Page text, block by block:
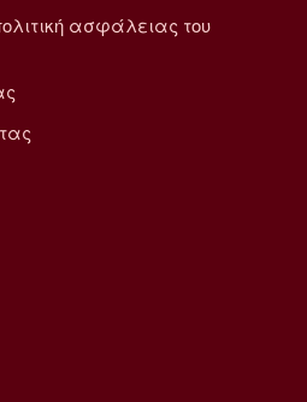
ασφάλειας του